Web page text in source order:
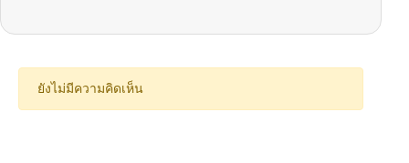
10/06/2024
ตอนที่ 99 10/06/2024
ยังไม่มีความคิดเห็น